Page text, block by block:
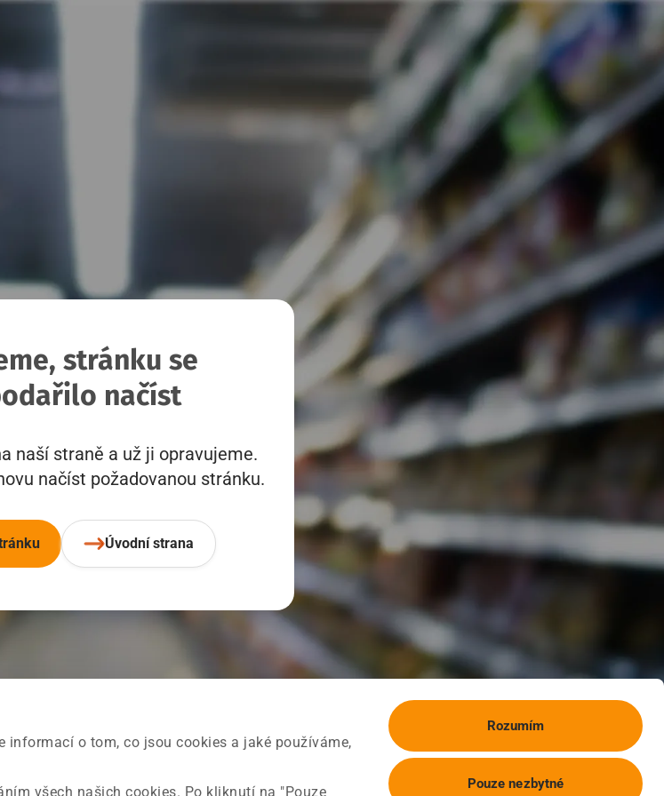
informací o tom, co jsou cookies a jaké používáme,
všech našich cookies. Po kliknutí na "Pouze
Rozumím
Pouze nezbytné
stránku se
načíst
naší straně a už ji opravujeme.
načíst požadovanou stránku.
Úvodní strana